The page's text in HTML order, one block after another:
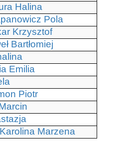
Halina
Pola
Krzysztof
Bartłomiej
Emilia
Piotr
Marzena